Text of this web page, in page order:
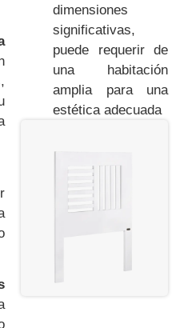
dimensiones
significativas,
puede requerir de
una habitación
amplia para una
estética adecuada